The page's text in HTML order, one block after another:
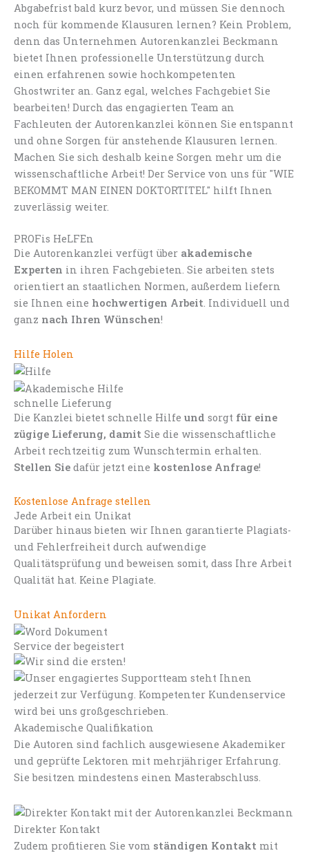
Abgabefrist bald kurz bevor, und müssen Sie dennoch
noch für kommende Klausuren lernen? Kein Problem,
denn das Unternehmen Autorenkanzlei Beckmann
bietet Ihnen professionelle Unterstützung durch
einen erfahrenen sowie hochkompetenten
Ghostwriter an. Ganz egal, welches Fachgebiet Sie
bearbeiten! Durch das engagierten Team an
Fachleuten der Autorenkanzlei können Sie entspannt
und ohne Sorgen für anstehende Klausuren lernen.
Machen Sie sich deshalb keine Sorgen mehr um die
wissenschaftliche Arbeit! Der Service von uns für "WIE
BEKOMMT MAN EINEN DOKTORTITEL" hilft Ihnen
zuverlässig weiter.
PROFis HeLFEn
Die Autorenkanzlei verfügt über akademische
Experten in ihren Fachgebieten. Sie arbeiten stets
orientiert an staatlichen Normen, außerdem liefern
sie Ihnen eine hochwertigen Arbeit. Individuell und
ganz nach Ihren Wünschen!
Hilfe Holen
schnelle Lieferung
Die Kanzlei bietet schnelle Hilfe und sorgt für eine
zügige Lieferung, damit Sie die wissenschaftliche
Arbeit rechtzeitig zum Wunschtermin erhalten.
Stellen Sie dafür jetzt eine kostenlose Anfrage!
Kostenlose Anfrage stellen
Jede Arbeit ein Unikat
Darüber hinaus bieten wir Ihnen garantierte Plagiats-
und Fehlerfreiheit durch aufwendige
Qualitätsprüfung und beweisen somit, dass Ihre Arbeit
Qualität hat. Keine Plagiate.
Unikat Anfordern
Service der begeistert
Akademische Qualifikation
Die Autoren sind fachlich ausgewiesene Akademiker
und geprüfte Lektoren mit mehrjähriger Erfahrung.
Sie besitzen mindestens einen Masterabschluss.
Direkter Kontakt
Zudem profitieren Sie vom ständigen Kontakt mit